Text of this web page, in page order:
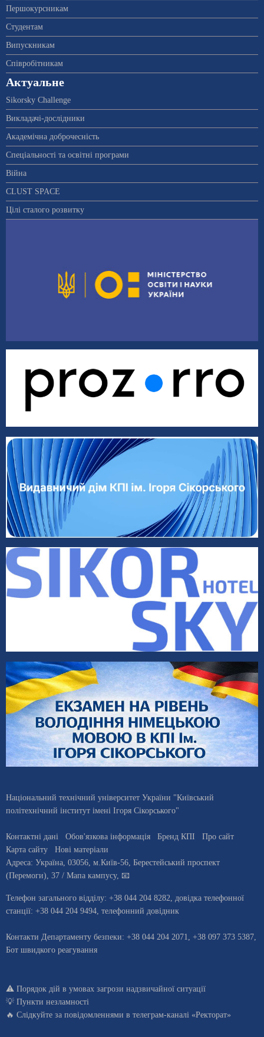
Першокурсникам
Студентам
Випускникам
Співробітникам
Актуальне
Sikorsky Challenge
Викладачі-дослідники
Академічна доброчесність
Спеціальності та освітні програми
Війна
CLUST SPACE
Цілі сталого розвитку
Національний технічний університет України "Київський
політехнічний інститут імені Ігоря Сікорського"
Контактні дані Обов'язкова інформація Бренд КПІ
Про сайт
Карта сайту
Нові матеріали
Адреса: Україна 03056 , м. Київ-56, Берестейський проспект
(Перемоги), 37 / Мапа кампусу, 📧
Телефон загального відділу: +38 044 204 8282, довiдка телефонної
станцiї: +38 044 204 9494, телефонний довідник
Контакти Департаменту безпеки: +38 044 204 2071, +38 097 373 5387,
Бот швидкого реагування
⚠️ Порядок дій в умовах загрози надзвичайної ситуації
💡 Пункти незламності
🔥 Слідкуйте за повідомленнями в телеграм-каналі «Ректорат»